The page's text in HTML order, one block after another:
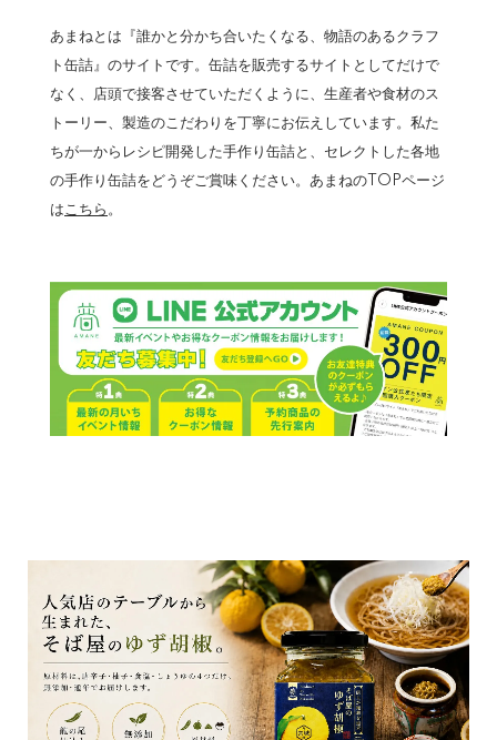
あまねとは『誰かと分かち合いたくなる、物語のあるクラフ
ト缶詰』のサイトです。缶詰を販売するサイトとしてだけで
なく、店頭で接客させていただくように、生産者や食材のス
トーリー、製造のこだわりを丁寧にお伝えしています。私た
ちが一からレシピ開発した手作り缶詰と、セレクトした各地
の手作り缶詰をどうぞご賞味ください。あまねのTOPページ
はこちら 。